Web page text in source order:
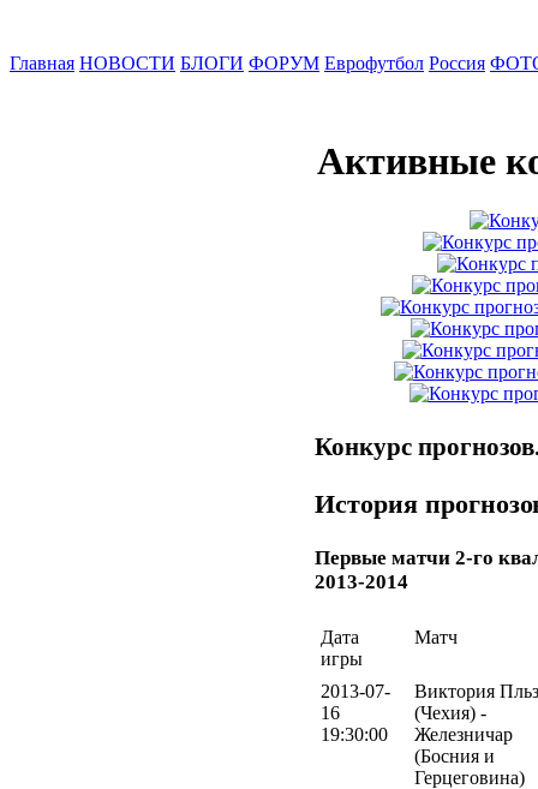
Главная НОВОСТИ БЛОГИ ФОРУМ Еврофутбол Россия
Активные
Конкурс
История
Первые матчи 2-го
2013-2014
Дата
игры
Матч
2013-07-
16
19:30:00
Виктория
(Чехия) -
Железничар
(Босния и
Герцеговина)